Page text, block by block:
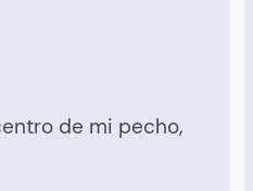
de mi pecho,